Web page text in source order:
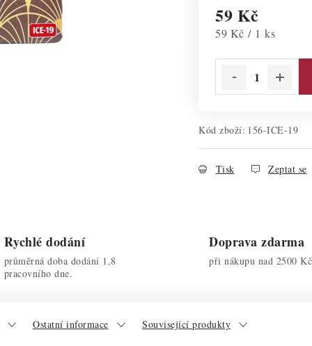
59 Kč
Měrná cena:
59 Kč / 1 ks
Kód zboží: 156-ICE-19
Tisk Zeptat se
Rychlé dodání
průměrná doba dodání 1,8
pracovního dne.
Doprava zdarma
při nákupu nad 2500 Kč
Ostatní informace Související produkty